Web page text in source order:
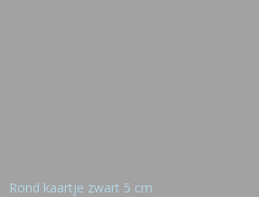
Rond kaartje zwart 5 cm